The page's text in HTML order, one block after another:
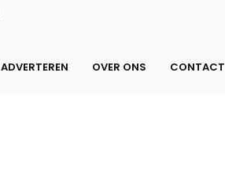
ADVERTEREN OVER ONS CONTACT